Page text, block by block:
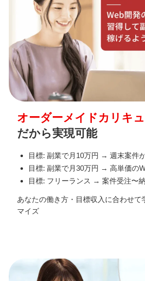
オーダーメイドカリキ
だから実現可能
目標: 副業で月10万円 → 週末案件
目標: 副業で月30万円 → 高単価の
目標: フリーランス → 案件受注〜
あなたの働き方・目標収入に合わせて
マイズ